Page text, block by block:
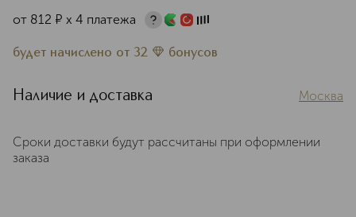
от 812 ¤ х 4 платежа
будет начислено от 32 бонусов
Наличие и доставка Москва
Сроки доставки будут рассчитаны при оформлении
заказа